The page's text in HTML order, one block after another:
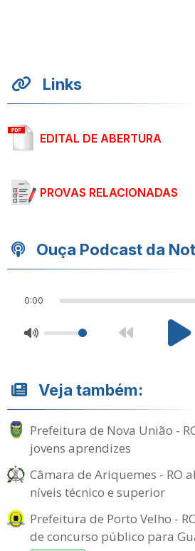
Links
EDITAL DE ABERTURA
PROVAS RELACIONADAS
Ouça Podcast da
0:00
Veja também:
Prefeitura de Nova União -
jovens aprendizes
Câmara de Ariquemes - RO
níveis técnico e superior
Prefeitura de Porto Velho -
de concurso público para